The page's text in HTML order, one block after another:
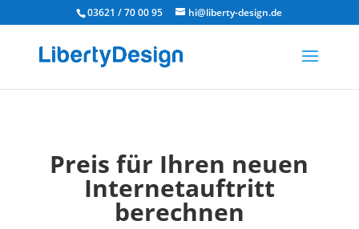
03621 / 70 00 95 hi@liberty-design.de
Preis für Ihren neuen
Internetauftritt
berechnen